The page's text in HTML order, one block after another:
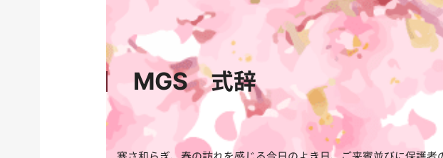
MGS 式辞
寒さ和らぎ、春の訪れを感じる今日のよき日、ご来賓並びに保護